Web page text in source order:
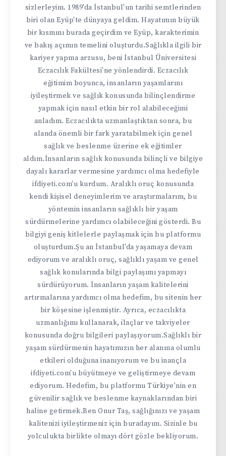
sizlerleyim. 1989'da İstanbul'un tarihi semtlerinden
biri olan Eyüp'te dünyaya geldim. Hayatımın büyük
bir kısmını burada geçirdim ve Eyüp, karakterimin
ve bakış açımın temelini oluşturdu.Sağlıkla ilgili bir
kariyer yapma arzusu, beni İstanbul Üniversitesi
Eczacılık Fakültesi'ne yönlendirdi. Eczacılık
eğitimim boyunca, insanların yaşamlarını
iyileştirmek ve sağlık konusunda bilinçlendirme
yapmak için nasıl etkin bir rol alabileceğimi
anladım. Eczacılıkta uzmanlaştıktan sonra, bu
alanda önemli bir fark yaratabilmek için genel
sağlık ve beslenme üzerine ek eğitimler
aldım.İnsanların sağlık konusunda bilinçli ve bilgiye
dayalı kararlar vermesine yardımcı olma hedefiyle
ifdiyeti.com'u kurdum. Aralıklı oruç konusunda
kendi kişisel deneyimlerim ve araştırmalarım, bu
yöntemin insanların sağlıklı bir yaşam
sürdürmelerine yardımcı olabileceğini gösterdi. Bu
bilgiyi geniş kitlelerle paylaşmak için bu platformu
oluşturdum.Şu an İstanbul'da yaşamaya devam
ediyorum ve aralıklı oruç, sağlıklı yaşam ve genel
sağlık konularında bilgi paylaşımı yapmayı
sürdürüyorum. İnsanların yaşam kalitelerini
artırmalarına yardımcı olma hedefim, bu sitenin her
bir köşesine işlenmiştir. Ayrıca, eczacılıkta
uzmanlığımı kullanarak, ilaçlar ve takviyeler
konusunda doğru bilgileri paylaşıyorum.Sağlıklı bir
yaşam sürdürmenin hayatımızın her alanına olumlu
etkileri olduğuna inanıyorum ve bu inançla
ifdiyeti.com'u büyütmeye ve geliştirmeye devam
ediyorum. Hedefim, bu platformu Türkiye'nin en
güvenilir sağlık ve beslenme kaynaklarından biri
haline getirmek.Ben Onur Taş, sağlığınızı ve yaşam
kalitenizi iyileştirmeniz için buradayım. Sizinle bu
yolculukta birlikte olmayı dört gözle bekliyorum.